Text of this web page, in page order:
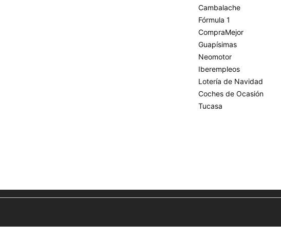
Cambalache
Fórmula 1
CompraMejor
Guapísimas
Neomotor
Iberempleos
Lotería de Navidad
Coches de Ocasión
Tucasa